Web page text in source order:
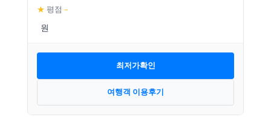
★ 평점 –
최저가확인
여행객 이용후기